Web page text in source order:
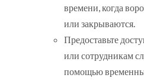
времени, когда
или закрываются.
Предоставьте
или сотрудникам
помощью